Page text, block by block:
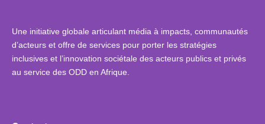
Une initiative globale articulant média à impacts, communautés
d’acteurs et offre de services pour porter les stratégies
inclusives et l’innovation sociétale des acteurs publics et privés
au service des ODD en Afrique.